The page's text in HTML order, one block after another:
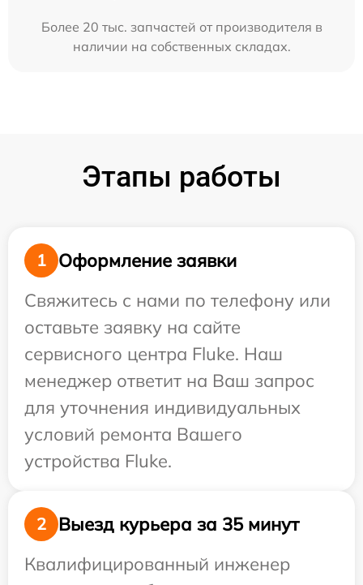
Более 20 тыс. запчастей от производителя в
наличии на собственных складах.
Этапы работы
1
Оформление заявки
Свяжитесь с нами по телефону или
оставьте заявку на сайте
сервисного центра Fluke. Наш
менеджер ответит на Ваш запрос
для уточнения индивидуальных
условий ремонта Вашего
устройства Fluke.
2
Выезд курьера за 35 минут
Квалифицированный инженер